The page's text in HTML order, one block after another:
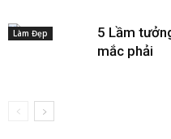
Làm Đẹp
5 Lầm
mắc phải